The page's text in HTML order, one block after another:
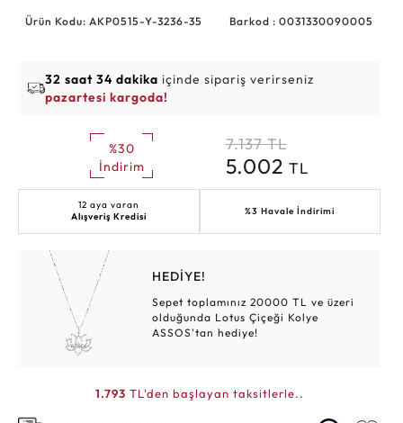
Ürün Kodu: AKP0515-Y-3236-35 Barkod : 0031330090005
32 saat 34 dakika içinde sipariş verirseniz
pazartesi kargoda!
%30
İndirim
7.137 TL
5.002 TL
12 aya varan
Alışveriş Kredisi
%3 Havale İndirimi
HEDİYE!
Sepet toplamınız 20000 TL ve üzeri
olduğunda Lotus Çiçeği Kolye
ASSOS'tan hediye!
1.793 TL'den başlayan taksitlerle..